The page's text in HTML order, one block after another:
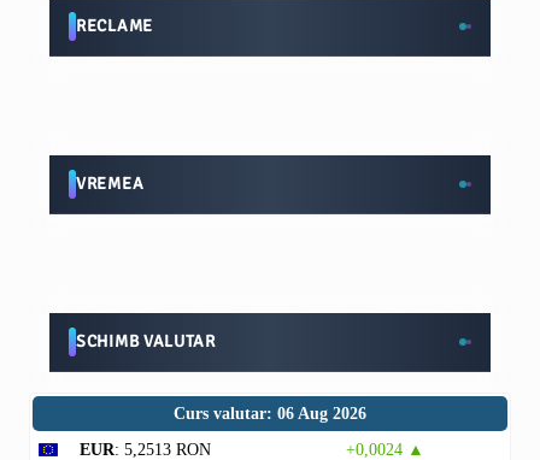
RECLAME
VREMEA
SCHIMB VALUTAR
Curs valutar: 06 Aug 2026
EUR: 5,2513 RON
+0,0024 ▲